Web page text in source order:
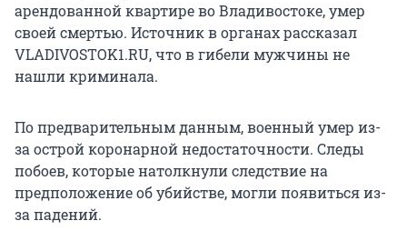
арендованной квартире во Владивостоке, умер
своей смертью. Источник в органах рассказал
VLADIVOSTOK1.RU, что в гибели мужчины не
нашли криминала.
По предварительным данным, военный умер из-
за острой коронарной недостаточности. Следы
побоев, которые натолкнули следствие на
предположение об убийстве, могли появиться из-
за падений.